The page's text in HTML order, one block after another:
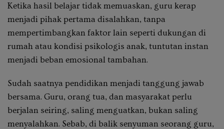
Ketika hasil belajar tidak memuaskan, guru kerap
menjadi pihak pertama disalahkan, tanpa
mempertimbangkan faktor lain seperti dukungan di
rumah atau kondisi psikologis anak, tuntutan instan
menjadi beban emosional tambahan.
Sudah saatnya pendidikan menjadi tanggung jawab
bersama. Guru, orang tua, dan masyarakat perlu
berjalan seiring, saling menguatkan, bukan saling
menyalahkan. Sebab, di balik senyuman seorang guru,